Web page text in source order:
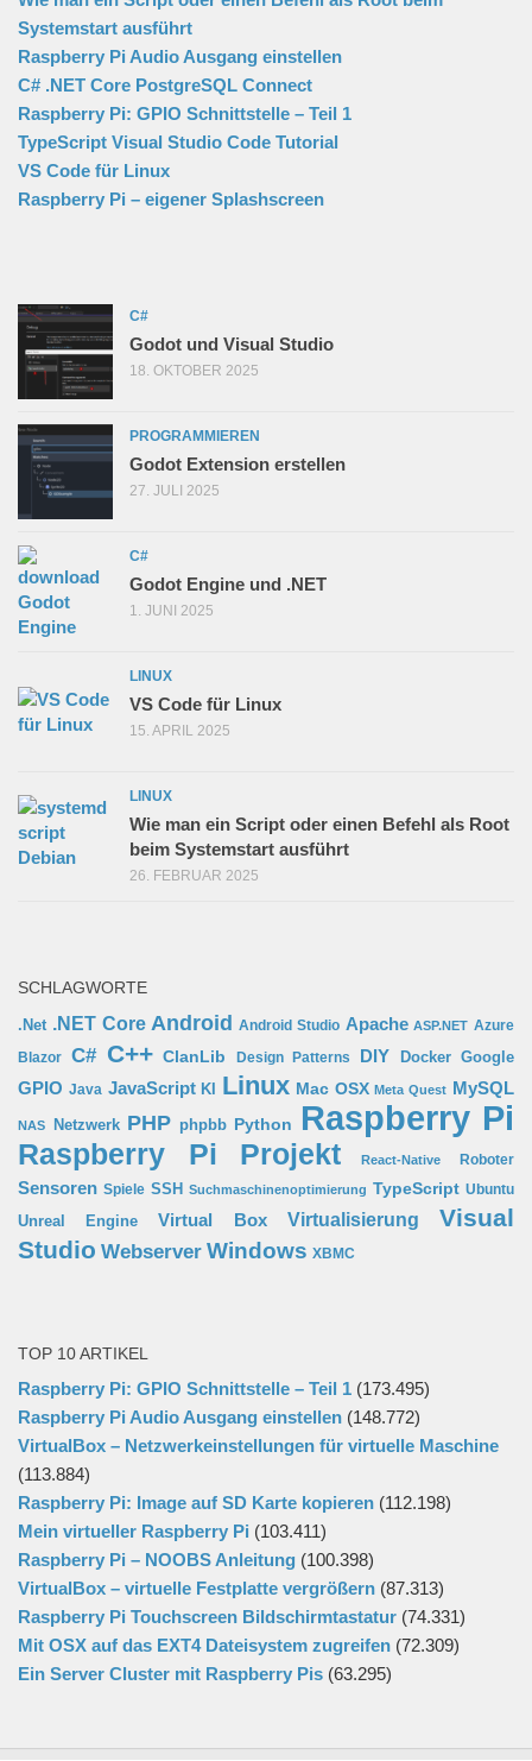
Systemstart ausführt
Raspberry Pi Audio Ausgang einstellen
C# .NET Core PostgreSQL Connect
Raspberry Pi: GPIO Schnittstelle – Teil 1
TypeScript Visual Studio Code Tutorial
VS Code für Linux
Raspberry Pi – eigener Splashscreen
C#
Godot und Visual Studio
18. OKTOBER 2025
PROGRAMMIEREN
Godot Extension erstellen
27. JULI 2025
C#
Godot Engine und .NET
1. JUNI 2025
LINUX
VS Code für Linux
15. APRIL 2025
LINUX
Wie man ein Script oder einen Befehl als Root
beim Systemstart ausführt
26. FEBRUAR 2025
SCHLAGWORTE
.Net .NET Core Android Android Studio Apache ASP.NET Azure
Blazor C# C++ ClanLib Design Patterns DIY Docker Google
GPIO Java JavaScript KI Linux Mac OSX Meta Quest MySQL
NAS Netzwerk PHP phpbb Python Raspberry Pi
Raspberry Pi Projekt React-Native Roboter
Sensoren Spiele SSH Suchmaschinenoptimierung TypeScript Ubuntu
Unreal Engine
Virtual Box Virtualisierung
Visual
Studio Webserver Windows XBMC
TOP 10 ARTIKEL
Raspberry Pi: GPIO Schnittstelle – Teil 1 (173.495)
Raspberry Pi Audio Ausgang einstellen (148.772)
VirtualBox – Netzwerkeinstellungen für virtuelle Maschine
(113.884)
Raspberry Pi: Image auf SD Karte kopieren (112.198)
Mein virtueller Raspberry Pi (103.411)
Raspberry Pi – NOOBS Anleitung (100.398)
VirtualBox – virtuelle Festplatte vergrößern (87.313)
Raspberry Pi Touchscreen Bildschirmtastatur (74.331)
Mit OSX auf das EXT4 Dateisystem zugreifen (72.309)
Ein Server Cluster mit Raspberry Pis (63.295)